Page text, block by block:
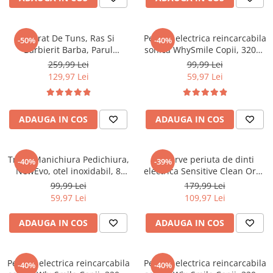
-50%
Aparat De Tuns, Ras Si
Barbierit Barba, Parul
Corporal, Nazal Si Urechi,
Trimmer Sprancene, Perciuni,
NewEvo® SilkTouch Electric, 4
Pieptani, Reincarcabil,
Rezistent La Apa, Afisaj Digital
LED, Negru
259,99 Lei
129,97 Lei
ADAUGA IN COS
-40%
Periuta electrica reincarcabila
sonica WhySmile Copii, 32000
miscari/minut, 4 moduri de
curatatare, 12 capete de
periere, smart timer, rezistent
la apa IPX6, cablu USB, Blue
99,99 Lei
59,97 Lei
ADAUGA IN COS
-40%
Trusa Manichiura Pedichiura,
NewEvo, otel inoxidabil, 8
piese, cu pila ,unghiera,
cleste cuticule, impingator
cuticule, Etui depozitare
elegant, Negru
99,99 Lei
59,97 Lei
ADAUGA IN COS
-39%
Rezerve periuta de dinti
electrica Sensitive Clean Oral-
B Pro, 10 buc
179,99 Lei
109,97 Lei
ADAUGA IN COS
-40%
Periuta electrica reincarcabila
-40%
Periuta electrica reincarcabila